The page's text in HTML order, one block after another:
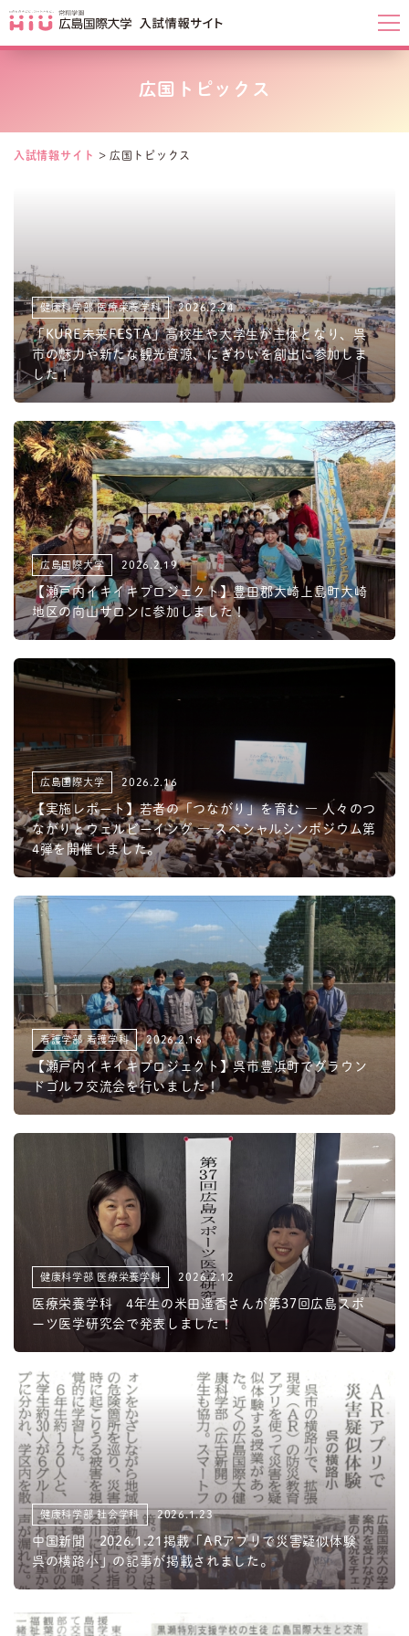
広国トピックス
入試情報サイト > 広国トピックス
健康科学部 医療栄養学科 2026.2.24
「KURE未来FESTA」高校生や大学生が主体となり、呉
市の魅力や新たな観光資源、にぎわいを創出に参加しま
した！
広島国際大学 2026.2.19
【瀬戸内イキイキプロジェクト】豊田郡大崎上島町大崎
地区の向山サロンに参加しました！
広島国際大学 2026.2.16
【実施レポート】若者の「つながり」を育む ― 人々のつ
ながりとウェルビーイング ― スペシャルシンポジウム第
4弾を開催しました。
看護学部 看護学科 2026.2.16
【瀬戸内イキイキプロジェクト】呉市豊浜町でグラウン
ドゴルフ交流会を行いました！
健康科学部 医療栄養学科 2026.2.12
医療栄養学科 4年生の米田遥香さんが第37回広島スポ
ーツ医学研究会で発表しました！
健康科学部 社会学科 2026.1.23
中国新聞 2026.1.21掲載「ARアプリで災害疑似体験
呉の横路小」の記事が掲載されました。